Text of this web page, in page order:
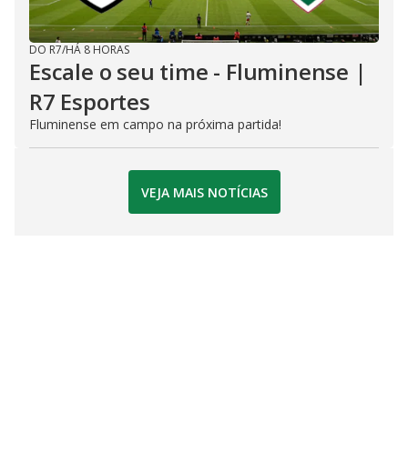
DO R7/HÁ 8 HORAS
Escale o seu time - Fluminense |
R7 Esportes
Fluminense em campo na próxima partida!
VEJA MAIS NOTÍCIAS